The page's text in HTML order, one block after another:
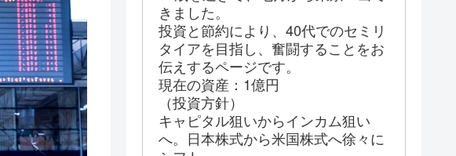
きました。
投資と節約により、40代でのセミリ
タイアを目指し、奮闘することをお
伝えするページです。
現在の資産：1億円
（投資方針）
キャピタル狙いからインカム狙い
へ。日本株式から米国株式へ徐々に